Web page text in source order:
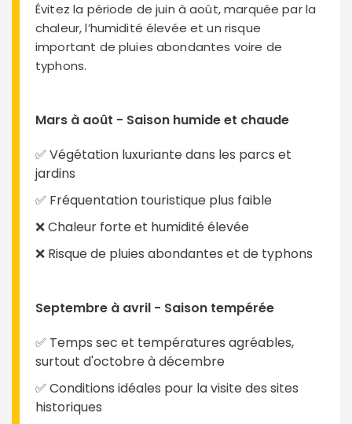
Évitez la période de juin à août, marquée par la
chaleur, l’humidité élevée et un risque
important de pluies abondantes voire de
typhons.
Mars à août - Saison humide et chaude
✅ Végétation luxuriante dans les parcs et
jardins
✅ Fréquentation touristique plus faible
❌ Chaleur forte et humidité élevée
❌ Risque de pluies abondantes et de typhons
Septembre à avril - Saison tempérée
✅ Temps sec et températures agréables,
surtout d'octobre à décembre
✅ Conditions idéales pour la visite des sites
historiques